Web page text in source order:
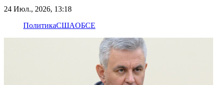
24 Июл., 2026, 13:18
ПолитикаСШАОБСЕ